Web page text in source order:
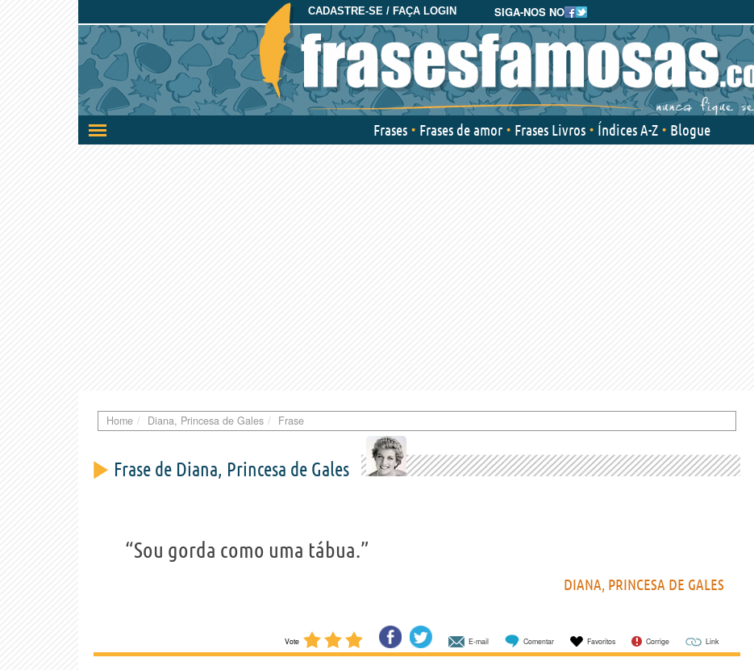
SIGA-NOS NO
CADASTRE-SE / FAÇA LOGIN
Ativar/desativar
a
Frases Frases de amor Frases Livros Índices A-Z Blogue
Home Diana, Princesa de Gales Frase
Frase de Diana, Princesa de Gales
“Sou gorda como uma tábua.”
DIANA, PRINCESA DE GALES
Vote E-mail Comentar Favoritos Corrige Link